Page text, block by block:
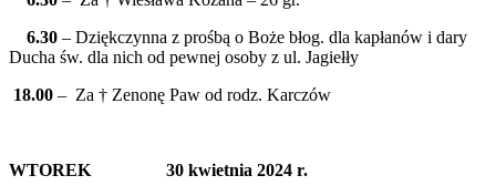
6.30 – Dziękczynna z prośbą o Boże błog. dla kapłanów i dary
Ducha św. dla nich od pewnej osoby z ul. Jagiełły
18.00 – Za † Zenonę Paw od rodz. Karczów
WTOREK 30 kwietnia 2024 r.